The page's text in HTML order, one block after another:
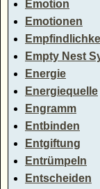
Emotion
Emotionen
Empty Nest
Energie
Energiequelle
Engramm
Entbinden
Entgiftung
Entrümpeln
Entscheiden